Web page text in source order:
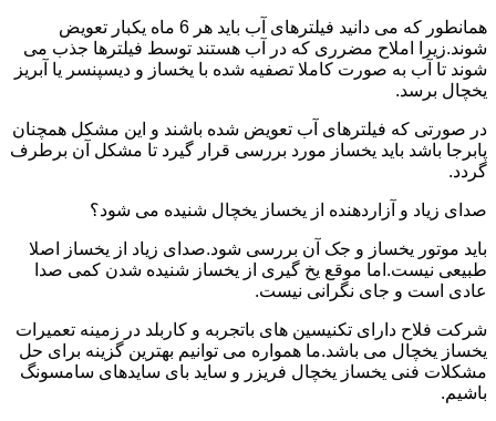
همانطور که می دانید فیلترهای آب باید هر 6 ماه یکبار تعویض
شوند.زیرا املاح مضرری که در آب هستند توسط فیلترها جذب می
شوند تا آب به صورت کاملا تصفیه شده با یخساز و دیسپنسر یا آبریز
یخچال برسد.
در صورتی که فیلترهای آب تعویض شده باشند و این مشکل همچنان
پابرجا باشد باید یخساز مورد بررسی قرار گیرد تا مشکل آن برطرف
گردد.
صدای زیاد و آزاردهنده از یخساز یخچال شنیده می شود؟
باید موتور یخساز و جک آن بررسی شود.صدای زیاد از یخساز اصلا
طبیعی نیست.اما موقع یخ گیری از یخساز شنیده شدن کمی صدا
عادی است و جای نگرانی نیست.
شرکت فلاح دارای تکنیسین های باتجربه و کاربلد در زمینه تعمیرات
یخساز یخچال می باشد.ما همواره می توانیم بهترین گزینه برای حل
مشکلات فنی یخساز یخچال فریزر و ساید بای سایدهای سامسونگ
باشیم.